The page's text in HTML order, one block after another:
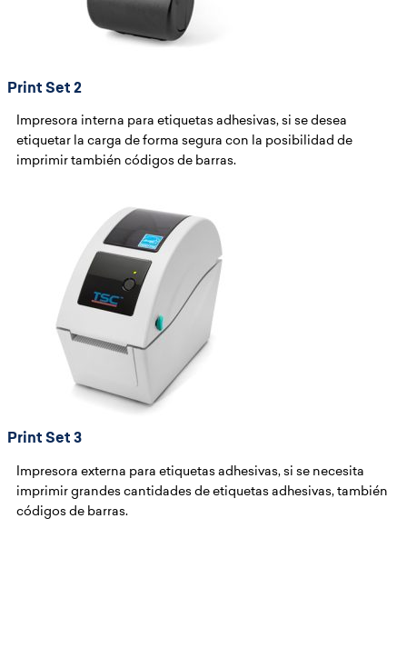
Print Set 2
Impresora interna para etiquetas adhesivas, si se desea
etiquetar la carga de forma segura con la posibilidad de
imprimir también códigos de barras.
Print Set 3
Impresora externa para etiquetas adhesivas, si se necesita
imprimir grandes cantidades de etiquetas adhesivas, también
códigos de barras.